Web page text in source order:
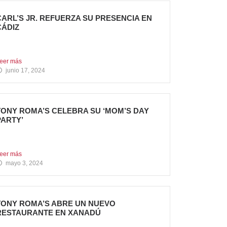
JR. REFUERZA SU PRESENCIA EN
más
junio 17, 2024
ROMA’S CELEBRA SU ‘MOM’S DAY
más
mayo 3, 2024
ROMA’S ABRE UN NUEVO
EN XANADÚ